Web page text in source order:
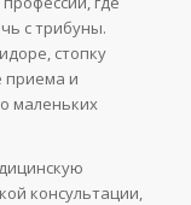
с трибуны.
стопку
приема и
маленьких
консультации,